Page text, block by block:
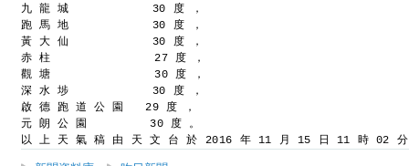
九 龍 城            30 度 ，
跑 馬 地            30 度 ，
黃 大 仙            30 度 ，
赤 柱               27 度 ，
觀 塘               30 度 ，
深 水 埗            30 度 ，
啟 德 跑 道 公 園   29 度 ，
元 朗 公 園         30 度 。
以 上 天 氣 稿 由 天 文 台 於 2016 年 11 月 15 日 11 時 02